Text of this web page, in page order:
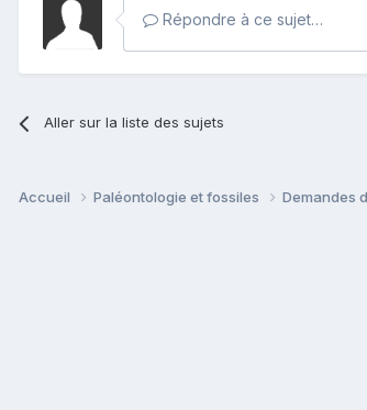
Répondre à ce sujet…
Aller sur la liste des sujets
Accueil Paléontologie et fossiles Demandes